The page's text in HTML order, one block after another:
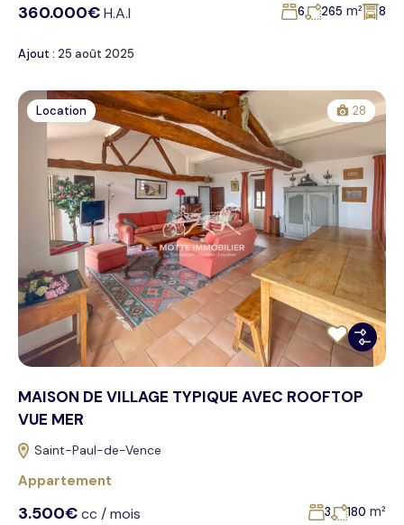
360.000€H.A.I 6 265 m² 8
Ajout : 25 août 2025
Location 28
MAISON DE VILLAGE TYPIQUE AVEC ROOFTOP
VUE MER
Saint-Paul-de-Vence
Appartement
3.500€cc / mois 3 180 m²